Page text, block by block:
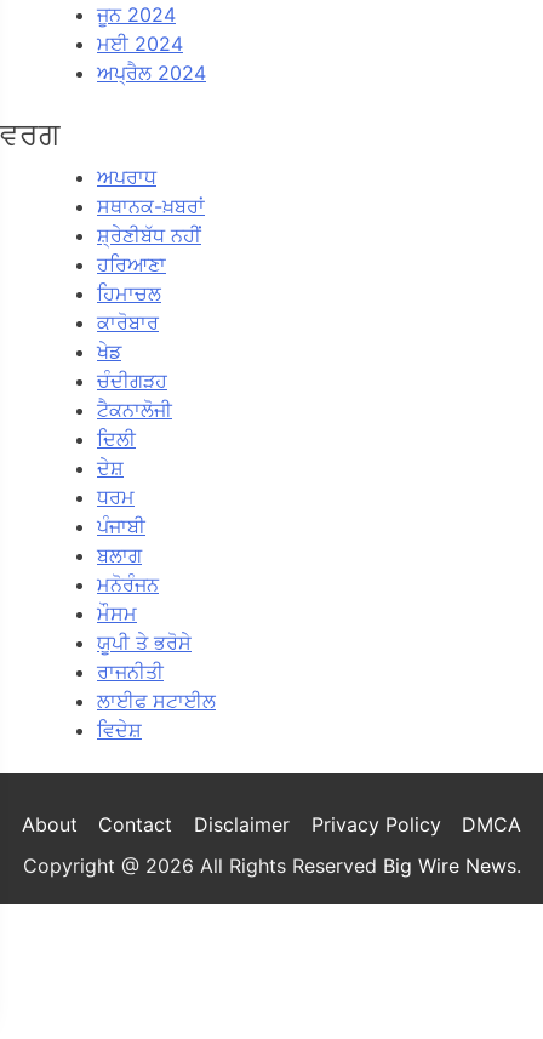
ਜੂਨ 2024
ਮਈ 2024
ਅਪ੍ਰੈਲ 2024
ਵਰਗ
ਅਪਰਾਧ
ਸਥਾਨਕ-ਖ਼ਬਰਾਂ
ਸ਼੍ਰੇਣੀਬੱਧ ਨਹੀਂ
ਹਰਿਆਣਾ
ਹਿਮਾਚਲ
ਕਾਰੋਬਾਰ
ਖੇਡ
ਚੰਦੀਗੜਹ
ਟੈਕਨਾਲੋਜੀ
ਦਿਲੀ
ਦੇਸ਼
ਧਰਮ
ਪੰਜਾਬੀ
ਬਲਾਗ
ਮਨੋਰੰਜਨ
ਮੌਸਮ
ਯੂਪੀ ਤੇ ਭਰੋਸੇ
ਰਾਜਨੀਤੀ
ਲਾਈਫ ਸਟਾਈਲ
ਵਿਦੇਸ਼
About Contact Disclaimer Privacy Policy
DMCA
Copyright @ 2026 All Rights Reserved Big Wire News.